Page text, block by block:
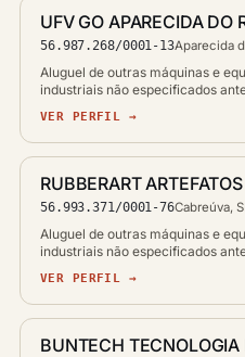
UFV GO APARECIDA DO
56.987.268/0001-13Aparecida
Aluguel de outras máquinas e
industriais não especificados
VER PERFIL →
RUBBERART
56.993.371/0001-76Cabreúva,
Aluguel de outras máquinas e
industriais não especificados
VER PERFIL →
BUNTECH